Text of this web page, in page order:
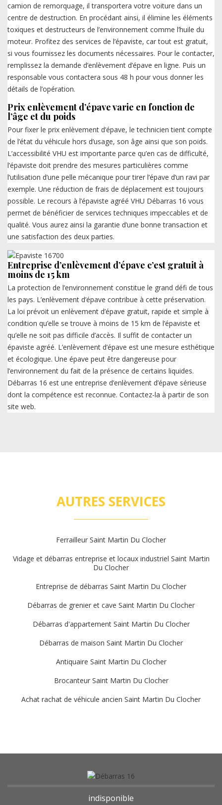
camion de remorquage, il transportera votre voiture dans un
centre de destruction. En procédant ainsi, il élimine les éléments
toxiques et destructeurs de l’environnement comme l’huile du
moteur. Profitez des services de l’épaviste, car tout est gratuit,
si vous fournissez les documents nécessaires. Pour le contacter,
remplissez la demande d’enlèvement d’épave en ligne. Puis un
responsable vous contactera sous 48 h pour vous donner les
détails de l’opération.
Prix enlèvement d’épave varie en fonction de
l’âge et du poids
Pour fixer le prix enlèvement d’épave, le technicien tient compte
de l’état du véhicule hors d’usage, son âge ainsi que son poids.
L’accessibilité VHU est importante parce qu’en cas de difficulté,
l’épaviste doit prendre des mesures particulières comme
l’utilisation d’une pelle mécanique pour tirer l’épave d’un ravi par
exemple. Une réduction de frais de déplacement est toujours
possible. Le recours à l’épaviste agréé VHU Débarras 16 vous
permet de bénéficier de services techniques impeccables et de
qualité. Vous aurez ainsi la garantie d’une bonne transaction et
une satisfaction des deux parties.
Entreprise d’enlèvement d’épave c’est gratuit à
moins de 15 km
La protection de l’environnement constitue le grand défi de tous
les pays. L’enlèvement d’épave contribue à cette préservation.
La loi prévoit un enlèvement d’épave gratuit, rapide et simple à
condition qu’elle se trouve à moins de 15 km de l’épaviste et
qu’elle ne soit pas difficile d’accès. Il suffit de contacter un
épaviste agréé. L’enlèvement d’épave est une mesure esthétique
et écologique. Une épave peut être dangereuse pour
l’environnement du fait de la présence de certains liquides.
Débarras 16 est une entreprise d’enlèvement d’épave sérieuse
dont la compétence est reconnue. Contactez-la à partir de son
site web.
AUTRES SERVICES
Ferrailleur Saint Martin Du Clocher
Vidage et débarras entreprise et locaux industriel Saint Martin
Du Clocher
Entreprise de débarras Saint Martin Du Clocher
Débarras de grenier et cave Saint Martin Du Clocher
Débarras d'appartement Saint Martin Du Clocher
Débarras de maison Saint Martin Du Clocher
Antiquaire Saint Martin Du Clocher
Brocanteur Saint Martin Du Clocher
Achat rachat de véhicule ancien Saint Martin Du Clocher
indisponible